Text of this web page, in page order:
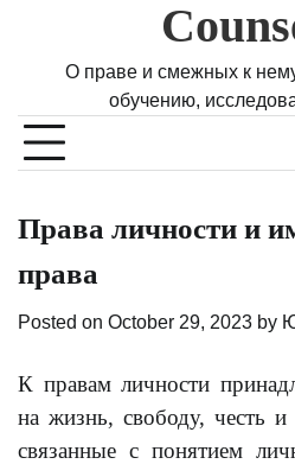
О праве и смежных к
обучению,
Права личности и
права
Posted on October 29, 2023 by
К правам личности
на жизнь, свободу, честь
связанные с понятием